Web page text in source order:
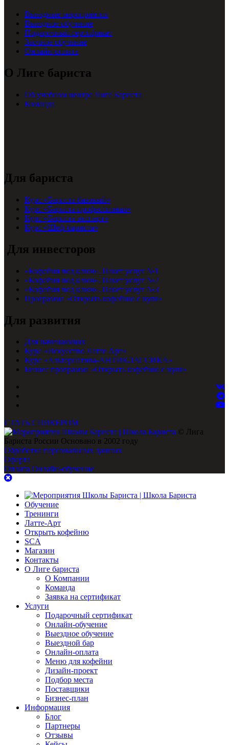
Выездные мероприятия
Выездное обучение
Подарочный сертификат
Заочное обучение
Онлайн-оплата
О Лиге бариста
Об учебном центре Лиге Бариста
Команда
Для бариста
Курс «Бариста базовый»
Курс «Бариста профессионал»
Курс «Бариста эксперт»
Курс «Шеф-бариста»
Для инвесторов
«Кофейня под ключ». Пакет услуг №1
«Кофейня под ключ». Пакет услуг №2
«Кофейня под ключ». Пакет услуг №3
Программа «Открыть кофейню с нуля»
Для развития
Для начинающих
Курс «Искусство Латте Арт»
Курс «Альтернатива-АНТИКЛАССИКА»
Бизнес программа «Открыть кофейню с нуля»
СТАТЬ СПИКЕРОМ
© Лига
Бариста России Основано в 2002 году
Обработка персональных данных
Оферта
Оплата Онлайн-обучение
Обучение
Тренинги
Латте-Арт
Открыть кофейню
SCA
Магазин
Контакты
О Лиге бариста
О Компании
Команда
Заявка на сертификат
Услуги
Подарочный сертификат
Онлайн-обучение
Выездное обучение
Выездной бар
Онлайн-оплата
Меню для кофейни
Дизайн-проект
Подбор места
Поставщики
Бизнес-план
Информация
Блог
Партнеры
Отзывы